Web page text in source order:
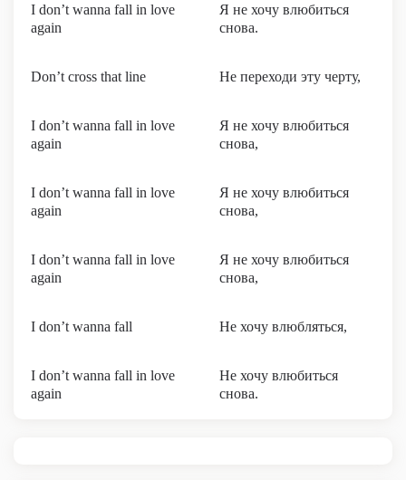
I don’t wanna fall in love
again
Я не хочу влюбиться
снова.
Don’t cross that line Не переходи эту черту,
I don’t wanna fall in love
again
Я не хочу влюбиться
снова,
I don’t wanna fall in love
again
Я не хочу влюбиться
снова,
I don’t wanna fall in love
again
Я не хочу влюбиться
снова,
I don’t wanna fall Не хочу влюбляться,
I don’t wanna fall in love
again
Не хочу влюбиться
снова.